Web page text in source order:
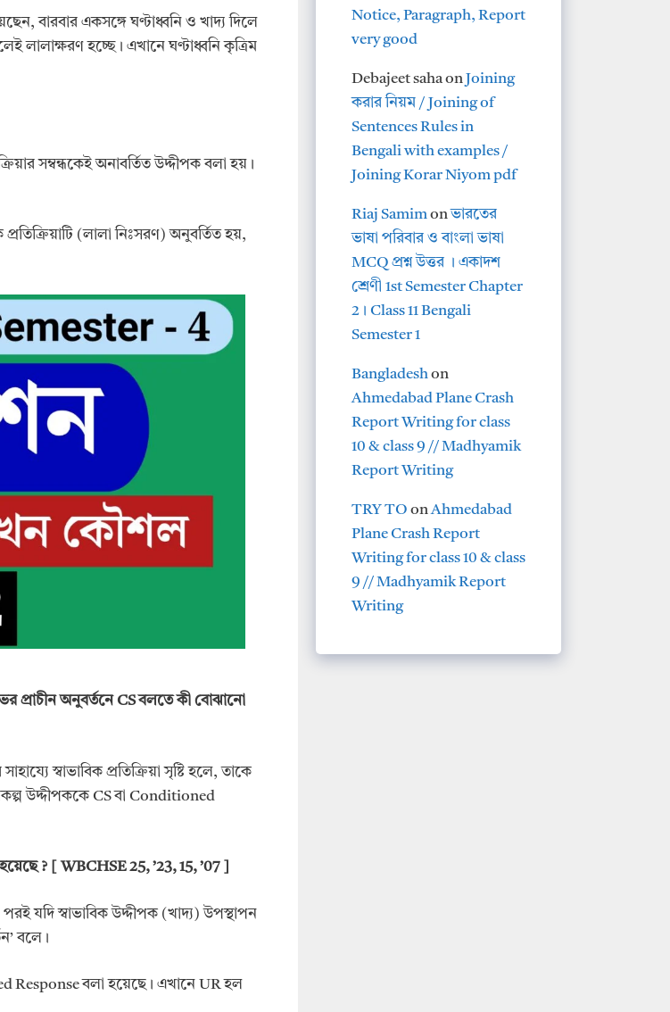
বারবার একসঙ্গে ঘণ্টাধ্বনি ও খাদ্য দিলে
লালাক্ষরণ হচ্ছে। এখানে ঘণ্টাধ্বনি কৃত্রিম
সম্বন্ধকেই অনাবর্তিত উদ্দীপক বলা হয়।
(লালা নিঃসরণ) অনুবর্তিত হয়,
প্রাচীন অনুবর্তনে CSবলতে কী বোঝানো
স্বাভাবিক প্রতিক্রিয়া সৃষ্টি হলে, তাকে
উদ্দীপককে CS বা Conditioned
? [ WBCHSE 25, ’23, 15, ’07 ]
যদি স্বাভাবিক উদ্দীপক (খাদ্য) উপস্থাপন
বলে।
Response বলা হয়েছে। এখানে UR হল
Notice, Paragraph, Report
very good
Debajeet sahaonJoining
করার নিয়ম / Joining of
Sentences Rules in
Bengali with examples /
Joining Korar Niyom pdf
Riaj Samimonভারতের
ভাষা পরিবার ও বাংলা ভাষা
MCQ প্রশ্ন উত্তর । একাদশ
শ্রেণী 1st Semester Chapter
2। Class 11 Bengali
Semester 1
Bangladeshon
Ahmedabad Plane Crash
Report Writing for class
10 & class 9 // Madhyamik
Report Writing
TRY TO onAhmedabad
Plane Crash Report
Writing for class 10 & class
9 // Madhyamik Report
Writing